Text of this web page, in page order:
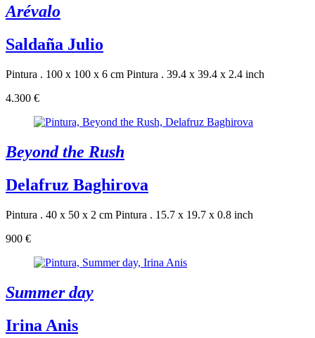
Arévalo
Saldaña Julio
Pintura . 100 x 100 x 6 cm Pintura . 39.4 x 39.4 x 2.4 inch
4.300 €
Beyond the Rush
Delafruz Baghirova
Pintura . 40 x 50 x 2 cm Pintura . 15.7 x 19.7 x 0.8 inch
900 €
Summer day
Irina Anis